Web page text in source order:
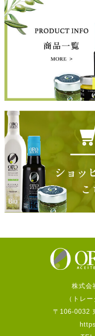
株式会
（トレ
〒106-0032